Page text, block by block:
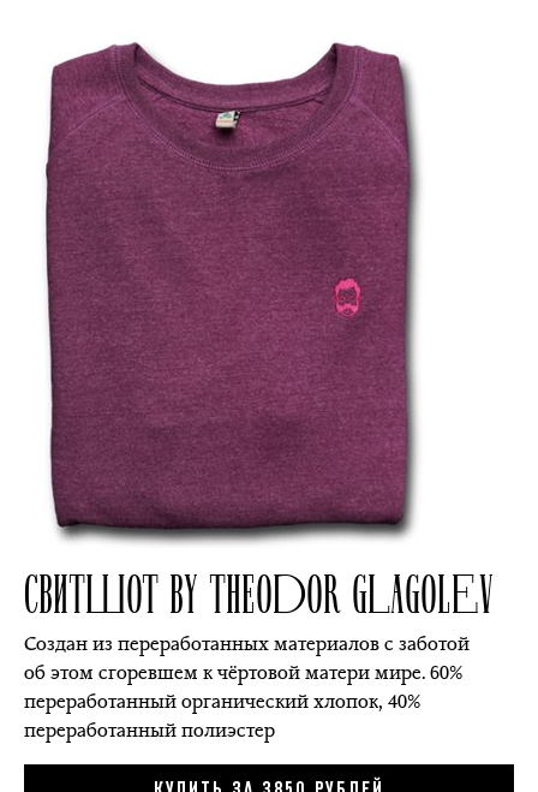
СВИТШОТ BY THEODOR GLAGOLEV
Создан из переработанных материалов с заботой
об этом сгоревшем к чёртовой матери мире. 60%
переработанный органический хлопок, 40%
переработанный полиэстер